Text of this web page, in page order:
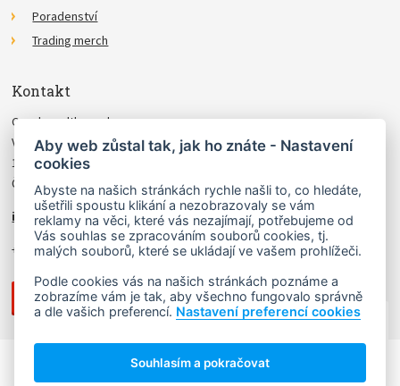
Poradenství
Trading merch
Kontakt
Czechwealth, spol. s r.o.
Višňová 4
140 00 Praha 4
Česká Republika
info@czechwealth.cz
+420 226 804 571 (9–12 hod.)
NAHORU ↑
Copyright © 2006 - 2026 Ludvík Turek.
Aby web zůstal tak, jak ho znáte - Nastavení
cookies
Abyste na našich stránkách rychle našli to, co hledáte,
ušetřili spoustu klikání a nezobrazovaly se vám
reklamy na věci, které vás nezajímají, potřebujeme od
Vás souhlas se zpracováním souborů cookies, tj.
malých souborů, které se ukládají ve vašem prohlížeči.
Podle cookies vás na našich stránkách poznáme a
zobrazíme vám je tak, aby všechno fungovalo správně
a dle vašich preferencí. Nastavení preferencí cookies
Souhlasím a pokračovat